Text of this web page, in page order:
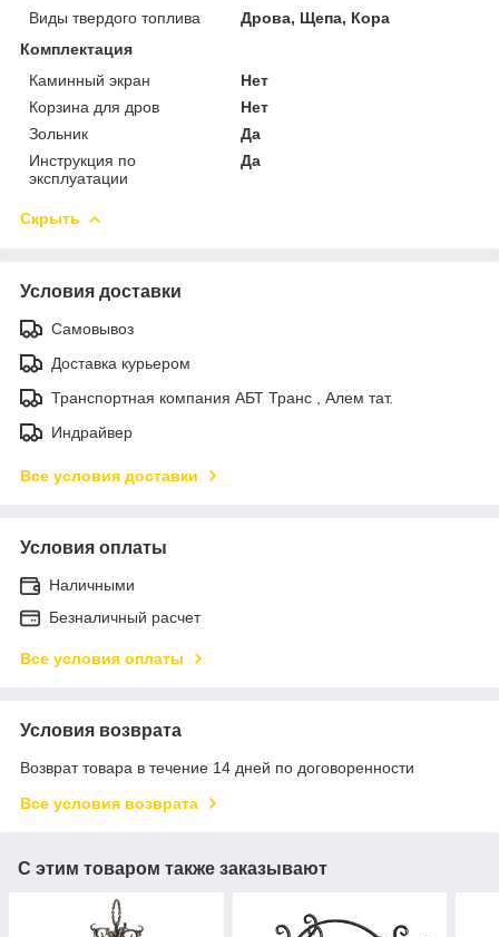
Виды твердого топлива
Дрова, Щепа, Кора
Комплектация
Каминный экран
Нет
Корзина для дров
Нет
Зольник
Да
Инструкция по
эксплуатации
Да
Скрыть
Условия доставки
Самовывоз
Доставка курьером
Транспортная компания АБТ Транс , Алем тат.
Индрайвер
Все условия доставки
Условия оплаты
Наличными
Безналичный расчет
Все условия оплаты
Условия возврата
Возврат товара в течение 14 дней по договоренности
Все условия возврата
С этим товаром также заказывают